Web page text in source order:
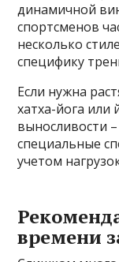
динамичной
спортсменов
несколько
специфику
Если нужна
хатха-йога или
выносливости
специальные
учетом
времени